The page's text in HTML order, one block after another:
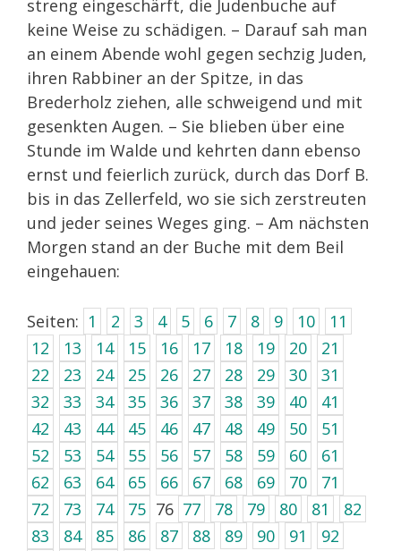
streng eingeschärft, die Judenbuche auf
keine Weise zu schädigen. – Darauf sah man
an einem Abende wohl gegen sechzig Juden,
ihren Rabbiner an der Spitze, in das
Brederholz ziehen, alle schweigend und mit
gesenkten Augen. – Sie blieben über eine
Stunde im Walde und kehrten dann ebenso
ernst und feierlich zurück, durch das Dorf B.
bis in das Zellerfeld, wo sie sich zerstreuten
und jeder seines Weges ging. – Am nächsten
Morgen stand an der Buche mit dem Beil
eingehauen:
Seiten: 1 2 3 4 5 6 7 8 9 10
11
12
13 14 15 16 17 18 19 20
21
22
23 24 25 26 27 28 29 30
31
32
33 34 35 36 37 38 39 40
41
42
43 44 45 46 47 48 49 50
51
52
53 54 55 56 57 58 59 60
61
62
63 64 65 66 67 68 69 70
71
72
73 74 75 76 77 78 79 80 81
82
83
84 85 86 87 88 89 90 91
92